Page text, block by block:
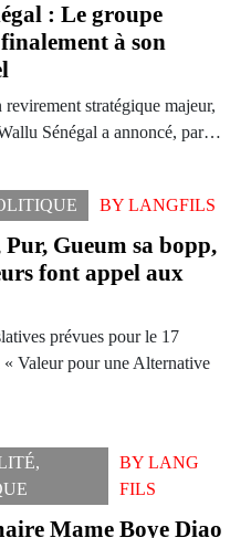
: Le groupe
à son
stratégique majeur,
Sénégal a annoncé, par…
BY LANGFILS
Gueum sa bopp,
font appel aux
prévues pour le 17
Valeur pour une Alternative
,
BY LANG
FILS
Mame Boye Diao